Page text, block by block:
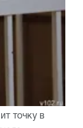
точку в